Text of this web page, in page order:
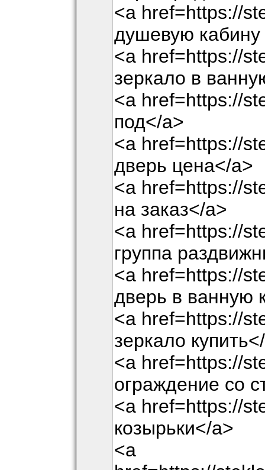
<a href=https://
душевую кабину
<a href=https://
зеркало в
<a href=https://
под</a>
<a href=https://
дверь цена</a>
<a href=https://
на заказ</a>
<a href=https://
группа
<a href=https://
дверь в ванную
<a href=https://
зеркало
<a href=https://
ограждение со
<a href=https://
козырьки</a>
<a